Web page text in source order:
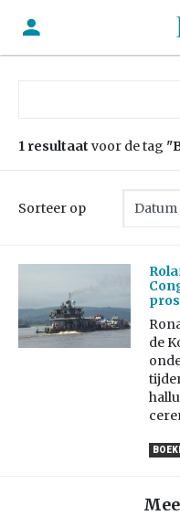
1 resultaat voor de tag
Sorteer op
de